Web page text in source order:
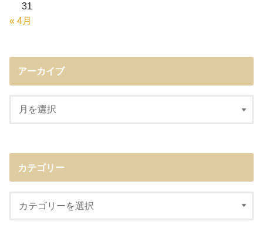
31
« 4月
アーカイブ
カテゴリー